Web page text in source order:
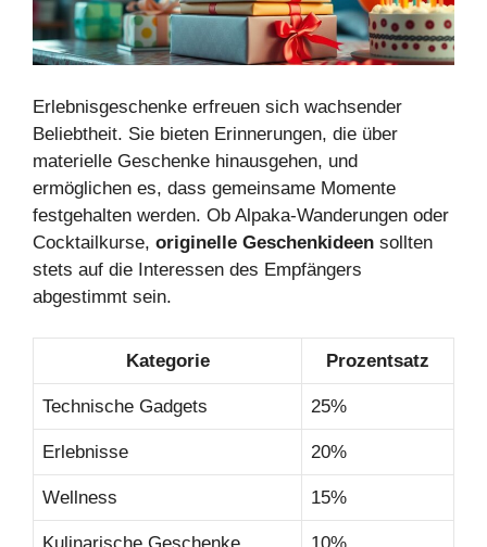
Erlebnisgeschenke erfreuen sich wachsender
Beliebtheit. Sie bieten Erinnerungen, die über
materielle Geschenke hinausgehen, und
ermöglichen es, dass gemeinsame Momente
festgehalten werden. Ob Alpaka-Wanderungen oder
Cocktailkurse, originelle Geschenkideen sollten
stets auf die Interessen des Empfängers
abgestimmt sein.
Kategorie Prozentsatz
Technische Gadgets 25%
Erlebnisse 20%
Wellness 15%